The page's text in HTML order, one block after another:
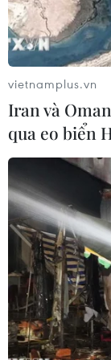
Gạo nếp vo
rồi cho nước
Lên Tây Bắc,
Mường,
người bản
dã nổi tiếng
vietnamplus.vn
Iran và
qua eo biển